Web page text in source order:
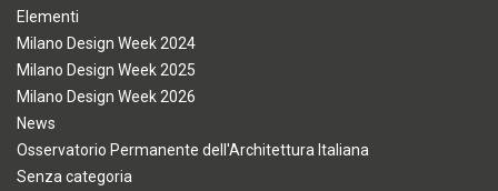
Elementi
Milano Design Week 2024
Milano Design Week 2025
Milano Design Week 2026
News
Osservatorio Permanente dell'Architettura Italiana
Senza categoria